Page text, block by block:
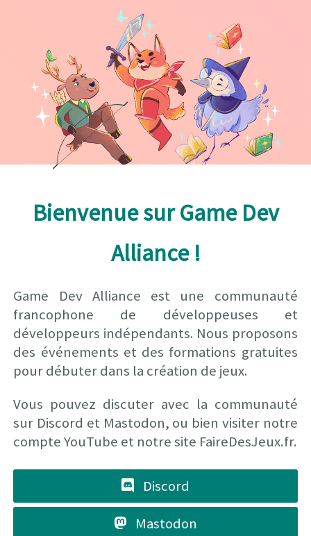
Bienvenue sur Game Dev
Alliance !
Game Dev Alliance est une communauté
francophone de développeuses et
développeurs indépendants. Nous proposons
des événements et des formations gratuites
pour débuter dans la création de jeux.
Vous pouvez discuter avec la communauté
sur Discord et Mastodon, ou bien visiter notre
compte YouTube et notre site FaireDesJeux.fr.
Discord
Mastodon